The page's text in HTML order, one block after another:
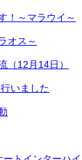
！～マラウイ～
オス～
（12月14日）
いました